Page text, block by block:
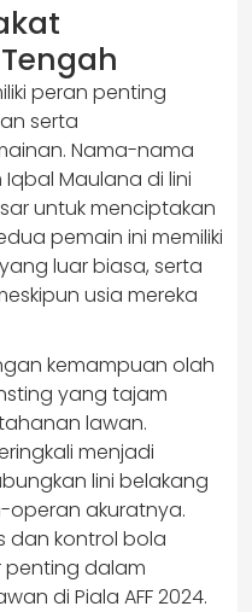
peran penting
serta
Nama-nama
Maulana di lini
untuk menciptakan
pemain ini memiliki
luar biasa, serta
usia mereka
kemampuan olah
yang tajam
lawan.
menjadi
lini belakang
akuratnya.
dan kontrol bola
penting dalam
di Piala AFF 2024.